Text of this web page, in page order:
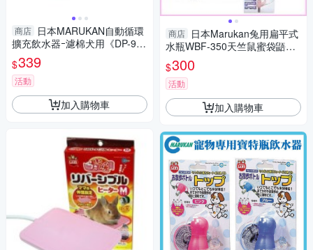
商店 日本MARUKAN自動循環
擴充飲水器ｰ濾棉犬用《DP-93
0》 DP-929專用『寵喵樂旗艦
店』
$339
活動
加入購物車
商店 日本Marukan兔用扁平式
水瓶WBF-350天竺鼠蜜袋鼯
『寵喵樂旗艦店』
$300
活動
加入購物車